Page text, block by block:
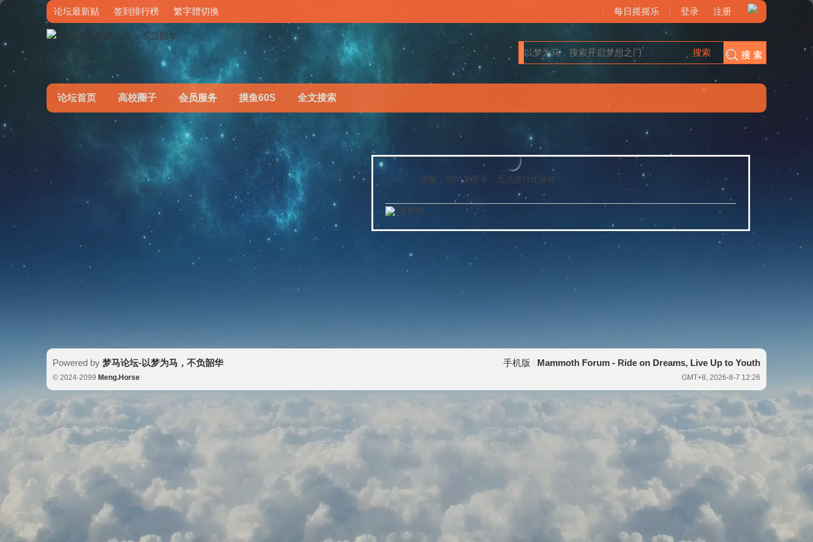
论坛最新贴 签到排行榜 繁字體切換 每日摇摇乐 登录 注册
搜索
论坛首页 高校圈子 会员服务 摸鱼60S 全文搜索
抱歉，您尚未登录，无法进行此操作
请稍候...
手机版 Mammoth Forum - Ride on Dreams, Live Up to Youth
GMT+8, 2026-8-7 12:26
Powered by 梦马论坛-以梦为马，不负韶华
© 2024-2099 Meng.Horse